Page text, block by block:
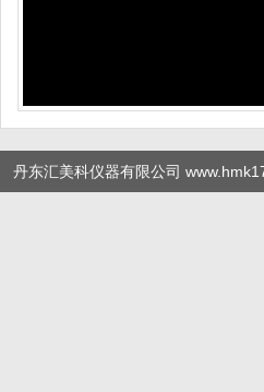
丹东汇美科仪器有限公司